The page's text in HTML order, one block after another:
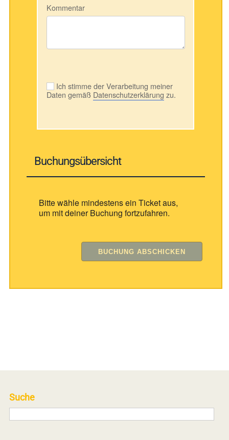
Kommentar
Ich stimme der Verarbeitung meiner
Daten gemäß Datenschutzerklärung zu.
Buchungsübersicht
Bitte wähle mindestens ein Ticket aus,
um mit deiner Buchung fortzufahren.
Suche